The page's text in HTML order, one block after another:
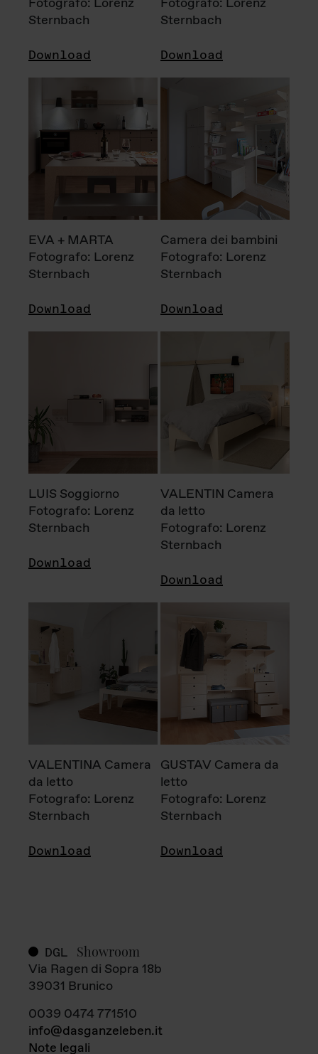
Sternbach
Download
Sternbach
Download
EVA + MARTA
Fotografo: Lorenz
Sternbach
Download
Camera dei bambini
Fotografo: Lorenz
Sternbach
Download
LUIS Soggiorno
Fotografo: Lorenz
Sternbach
Download
VALENTIN Camera
da letto
Fotografo: Lorenz
Sternbach
Download
VALENTINA Camera
da letto
Fotografo: Lorenz
Sternbach
Download
GUSTAV Camera da
letto
Fotografo: Lorenz
Sternbach
Download
DGL Showroom
Via Ragen di Sopra 18b
39031 Brunico
0039 0474 771510
info@dasganzeleben.it
Note legali